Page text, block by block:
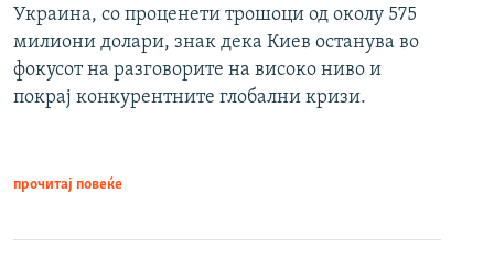
Украина, со проценети трошоци од околу 575
милиони долари, знак дека Киев останува во
фокусот на разговорите на високо ниво и
покрај конкурентните глобални кризи.
прочитај повеќе